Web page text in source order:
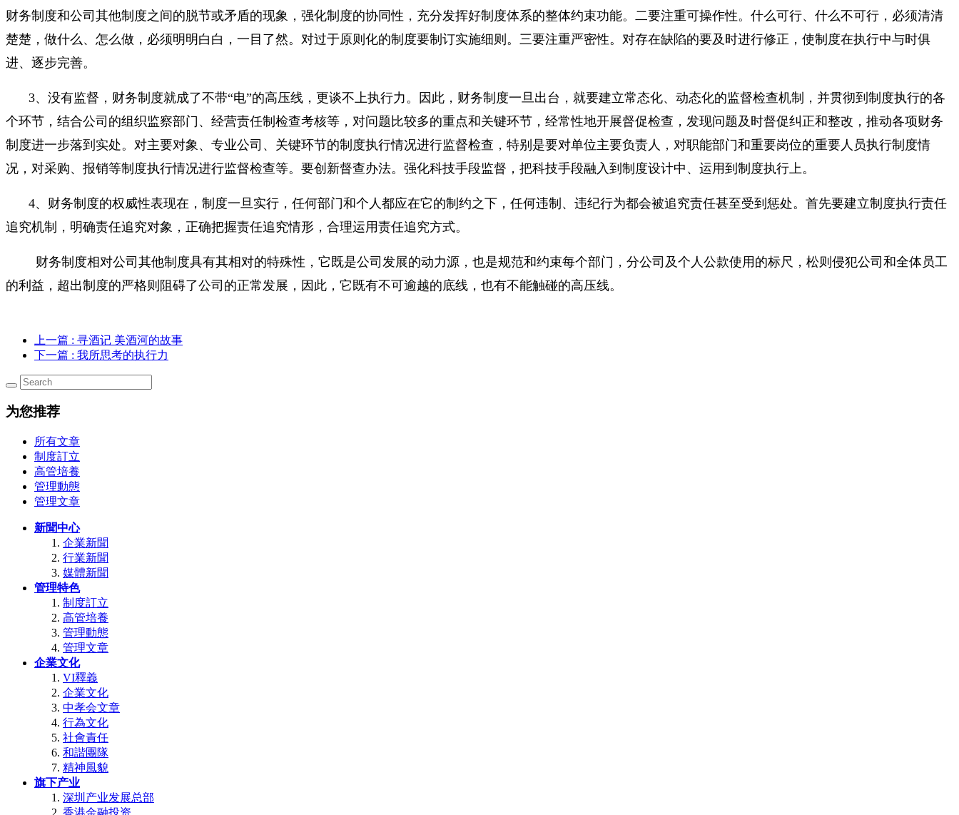
财务制度和公司其他制度之间的脱节或矛盾的现象，强化制度的协同性，充分发挥好制度体系的整体约束功能。二要注重可操作性。什么可行、什么不可行，必须清清
楚楚，做什么、怎么做，必须明明白白，一目了然。对过于原则化的制度要制订实施细则。三要注重严密性。对存在缺陷的要及时进行修正，使制度在执行中与时俱
进、逐步完善。
3、没有监督，财务制度就成了不带“电”的高压线，更谈不上执行力。因此，财务制度一旦出台，就要建立常态化、动态化的监督检查机制，并贯彻到制度执行的各
个环节，结合公司的组织监察部门、经营责任制检查考核等，对问题比较多的重点和关键环节，经常性地开展督促检查，发现问题及时督促纠正和整改，推动各项财务
制度进一步落到实处。对主要对象、专业公司、关键环节的制度执行情况进行监督检查，特别是要对单位主要负责人，对职能部门和重要岗位的重要人员执行制度情
况，对采购、报销等制度执行情况进行监督检查等。要创新督查办法。强化科技手段监督，把科技手段融入到制度设计中、运用到制度执行上。
4、财务制度的权威性表现在，制度一旦实行，任何部门和个人都应在它的制约之下，任何违制、违纪行为都会被追究责任甚至受到惩处。首先要建立制度执行责任
追究机制，明确责任追究对象，正确把握责任追究情形，合理运用责任追究方式。
财务制度相对公司其他制度具有其相对的特殊性，它既是公司发展的动力源，也是规范和约束每个部门，分公司及个人公款使用的标尺，松则侵犯公司和全体员工
的利益，超出制度的严格则阻碍了公司的正常发展，因此，它既有不可逾越的底线，也有不能触碰的高压线。
上一篇 : 寻酒记 美酒河的故事
下一篇 : 我所思考的执行力
为您推荐
所有文章
制度訂立
高管培養
管理動態
管理文章
新聞中心
企業新聞
行業新聞
媒體新聞
管理特色
制度訂立
高管培養
管理動態
管理文章
企業文化
VI釋義
企業文化
中孝会文章
行為文化
社會責任
和諧團隊
精神風貌
旗下产业
深圳产业发展总部